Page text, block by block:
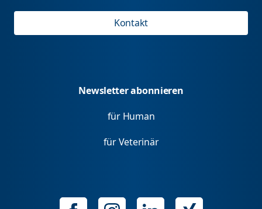
Kontakt
Newsletter abonnieren
für Human
für Veterinär